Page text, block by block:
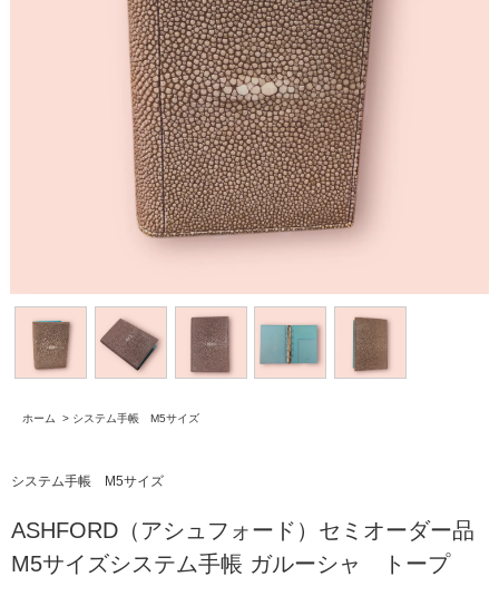
ホーム > システム手帳 M5サイズ
システム手帳 M5サイズ
ASHFORD（アシュフォード）セミオーダー品
M5サイズシステム手帳 ガルーシャ トープ